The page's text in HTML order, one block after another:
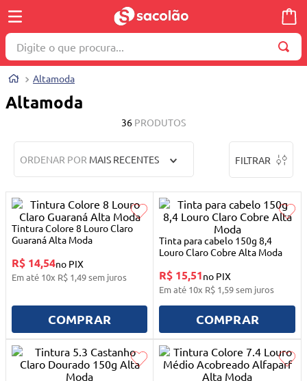
Digite o que procura...
Altamoda
Altamoda
36 PRODUTOS
ORDENAR POR MAIS RECENTES FILTRAR
Tintura Colore 8 Louro Claro
Guaraná Alta Moda
R$ 14,54no PIX
Em até 10x R$ 1,49sem juros
COMPRAR
Tinta para cabelo 150g 8,4
Louro Claro Cobre Alta Moda
R$ 15,51no PIX
Em até 10x R$ 1,59sem juros
COMPRAR
2º
brinquedo
3º
máquina costura
5º
toalha
6º
carrinho reversível
7º
truss
9º
berço